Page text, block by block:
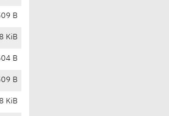
B
KiB
B
B
KiB